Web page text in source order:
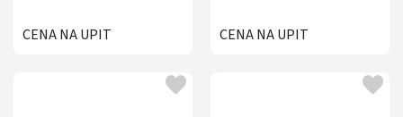
CENA NA UPIT CENA NA UPIT